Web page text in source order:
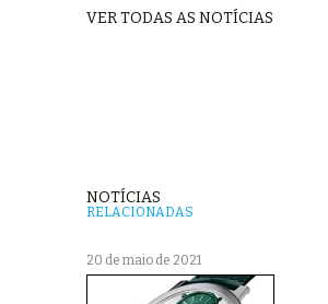
VER TODAS AS NOTÍCIAS
NOTÍCIAS
RELACIONADAS
20 de maio de 2021